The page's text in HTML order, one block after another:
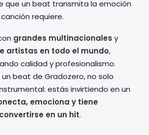
que un beat transmita la emoción
requiere.
grandes multinacionales y
artistas en todo el mundo,
calidad y profesionalismo.
beat de Gradozero, no solo
estás invirtiendo en un
emociona y tiene
en un hit.